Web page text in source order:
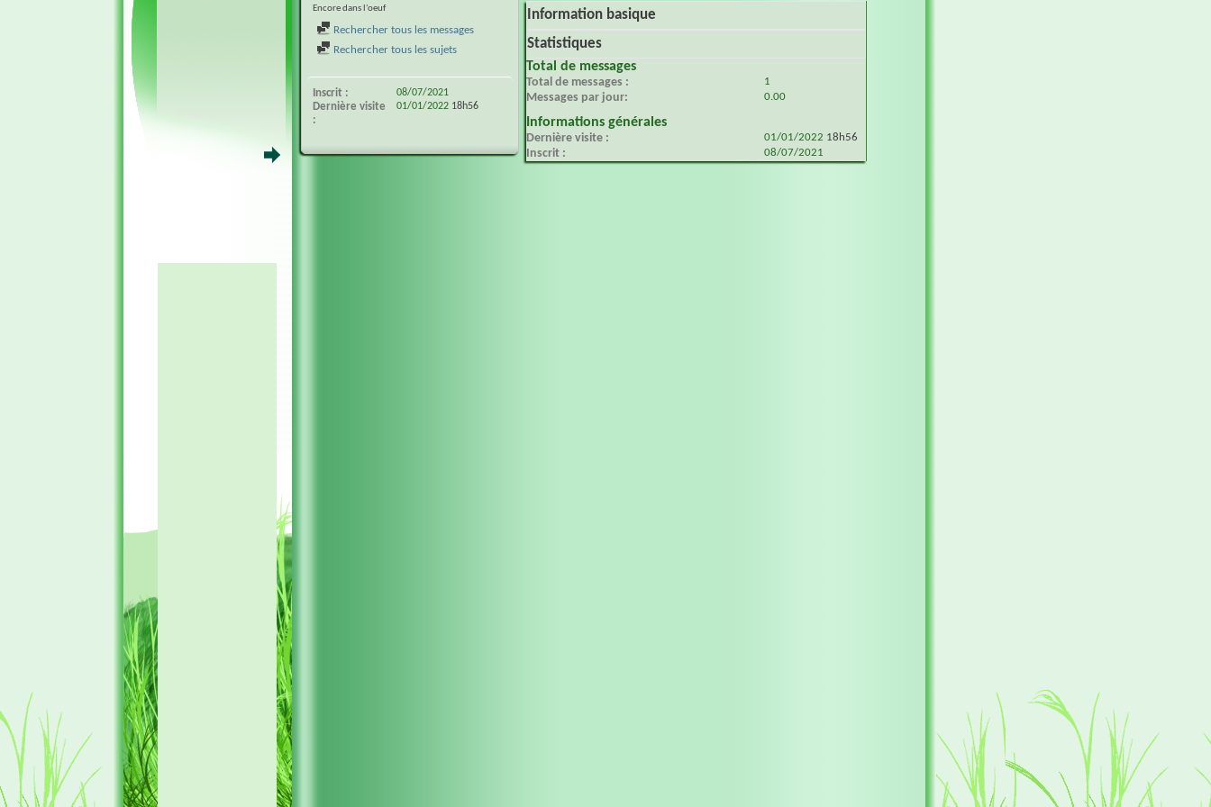
Encore dans l'oeuf
Rechercher tous les messages
Rechercher tous les sujets
Inscrit 08/07/2021
Dernière visite 01/01/2022 18h56
Information basique
Statistiques
Total de messages
Total de messages 1
Messages par jour 0.00
Informations générales
Dernière visite 01/01/2022 18h56
Inscrit 08/07/2021